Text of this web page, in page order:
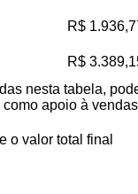
R$
R$
nesta tabela,
apoio à
o valor total final